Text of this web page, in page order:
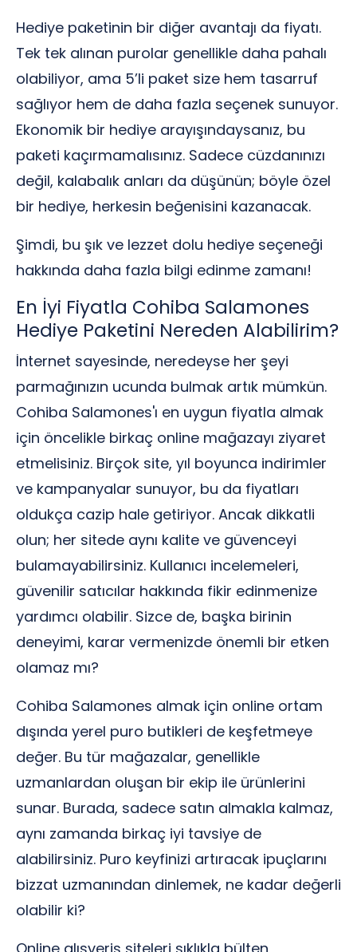
Hediye paketinin bir diğer avantajı da fiyatı.
Tek tek alınan purolar genellikle daha pahalı
olabiliyor, ama 5’li paket size hem tasarruf
sağlıyor hem de daha fazla seçenek sunuyor.
Ekonomik bir hediye arayışındaysanız, bu
paketi kaçırmamalısınız. Sadece cüzdanınızı
değil, kalabalık anları da düşünün; böyle özel
bir hediye, herkesin beğenisini kazanacak.
Şimdi, bu şık ve lezzet dolu hediye seçeneği
hakkında daha fazla bilgi edinme zamanı!
En İyi Fiyatla Cohiba Salamones
Hediye Paketini Nereden Alabilirim?
İnternet sayesinde, neredeyse her şeyi
parmağınızın ucunda bulmak artık mümkün.
Cohiba Salamones'ı en uygun fiyatla almak
için öncelikle birkaç online mağazayı ziyaret
etmelisiniz. Birçok site, yıl boyunca indirimler
ve kampanyalar sunuyor, bu da fiyatları
oldukça cazip hale getiriyor. Ancak dikkatli
olun; her sitede aynı kalite ve güvenceyi
bulamayabilirsiniz. Kullanıcı incelemeleri,
güvenilir satıcılar hakkında fikir edinmenize
yardımcı olabilir. Sizce de, başka birinin
deneyimi, karar vermenizde önemli bir etken
olamaz mı?
Cohiba Salamones almak için online ortam
dışında yerel puro butikleri de keşfetmeye
değer. Bu tür mağazalar, genellikle
uzmanlardan oluşan bir ekip ile ürünlerini
sunar. Burada, sadece satın almakla kalmaz,
aynı zamanda birkaç iyi tavsiye de
alabilirsiniz. Puro keyfinizi artıracak ipuçlarını
bizzat uzmanından dinlemek, ne kadar değerli
olabilir ki?